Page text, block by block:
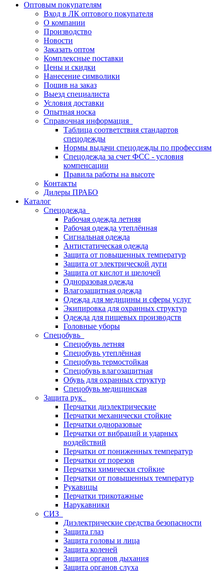
Оптовым покупателям
Вход в ЛК оптового покупателя
О компании
Производство
Новости
Заказать оптом
Комплексные поставки
Цены и скидки
Нанесение символики
Пошив на заказ
Выезд специалиста
Условия доставки
Опытная носка
Справочная информация
Таблица соответствия стандартов
спецодежды
Нормы выдачи спецодежды по профессиям
Спецодежда за счет ФСС - условия
компенсации
Правила работы на высоте
Контакты
Дилеры ПРАБО
Каталог
Спецодежда
Рабочая одежда летняя
Рабочая одежда утеплённая
Сигнальная одежда
Антистатическая одежда
Защита от повышенных температур
Защита от электрической дуги
Защита от кислот и щелочей
Одноразовая одежда
Влагозащитная одежда
Одежда для медицины и сферы услуг
Экипировка для охранных структур
Одежда для пищевых производств
Головные уборы
Спецобувь
Спецобувь летняя
Спецобувь утеплённая
Спецобувь термостойкая
Спецобувь влагозащитная
Обувь для охранных структур
Спецобувь медицинская
Защита рук
Перчатки диэлектрические
Перчатки механически стойкие
Перчатки одноразовые
Перчатки от вибраций и ударных
воздействий
Перчатки от пониженных температур
Перчатки от порезов
Перчатки химически стойкие
Перчатки от повышенных температур
Рукавицы
Перчатки трикотажные
Нарукавники
СИЗ
Диэлектрические средства безопасности
Защита глаз
Защита головы и лица
Защита коленей
Защита органов дыхания
Защита органов слуха